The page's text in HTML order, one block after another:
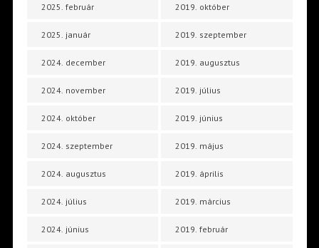
2025. február
2025. január
2024. december
2024. november
2024. október
2024. szeptember
2024. augusztus
2024. július
2024. június
2019. október
2019. szeptember
2019. augusztus
2019. július
2019. június
2019. május
2019. április
2019. március
2019. február